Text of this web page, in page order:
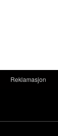
Reklamasjon